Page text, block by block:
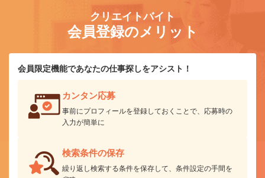
クリエイトバイト
会員登録のメリット
会員限定機能であなたの仕事探しをアシスト！
カンタン応募
事前にプロフィールを登録しておくことで、応募時の
入力が簡単に
検索条件の保存
繰り返し検索する条件を保存して、条件設定の手間を